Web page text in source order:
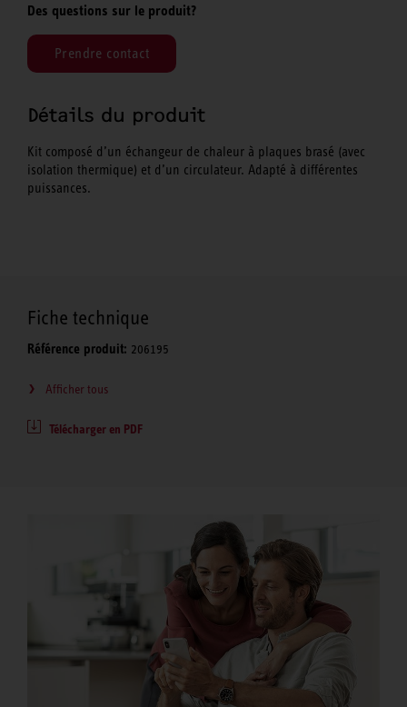
Des questions sur le produit?
Prendre contact
Détails du produit
Kit composé d’un échangeur de chaleur à plaques brasé (avec
isolation thermique) et d’un circulateur. Adapté à différentes
puissances.
Fiche technique
Référence produit: 206195
Afficher tous
Télécharger en PDF